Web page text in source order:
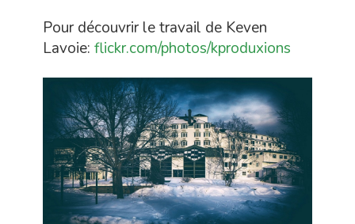
Pour découvrir le travail de Keven
Lavoie: flickr.com/photos/kproduxions